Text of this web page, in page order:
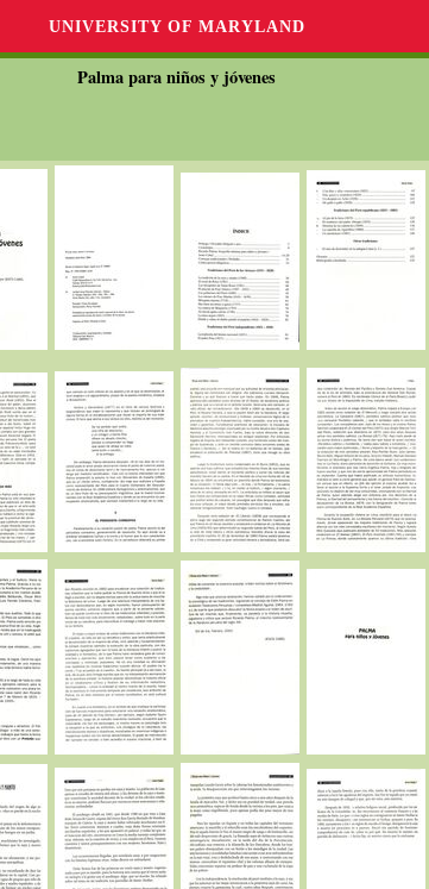
UNIVERSITY OF MARYLAND
Palma para niños y jóvenes